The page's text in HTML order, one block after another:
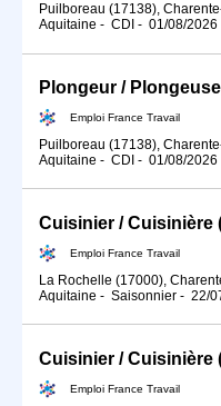
Puilboreau (17138),
Aquitaine - CDI - 01/08/2026
Plongeur /
Emploi France Travail
Puilboreau (17138),
Aquitaine - CDI - 01/08/2026
Cuisinier / Cuisinière
Emploi France Travail
La Rochelle (17000),
Aquitaine - Saisonnier - 22/
Cuisinier / Cuisinière
Emploi France Travail